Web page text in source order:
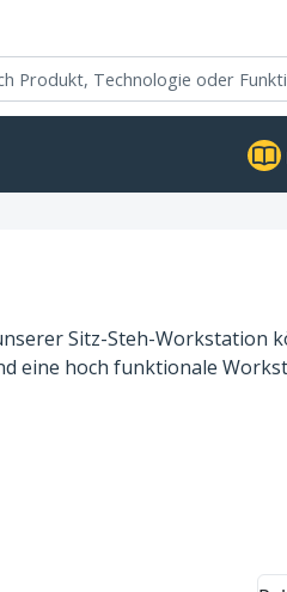
Sitz-Steh-Workstation
eine hoch funktionale